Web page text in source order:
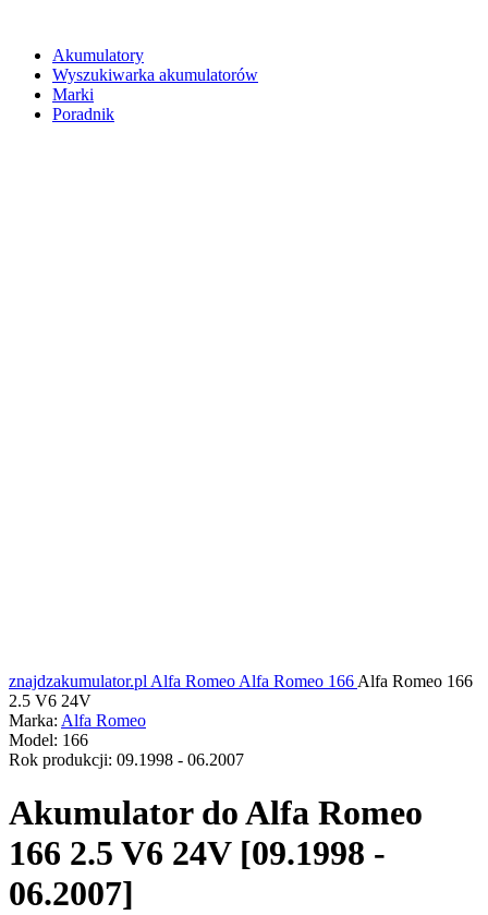
Akumulatory
Wyszukiwarka akumulatorów
Marki
Poradnik
znajdzakumulator.pl Alfa Romeo Alfa Romeo 166 Alfa Romeo 166
2.5 V6 24V
Marka: Alfa Romeo
Model: 166
Rok produkcji: 09.1998 - 06.2007
Akumulator doAlfa Romeo
166 2.5 V6 24V [09.1998 -
06.2007]